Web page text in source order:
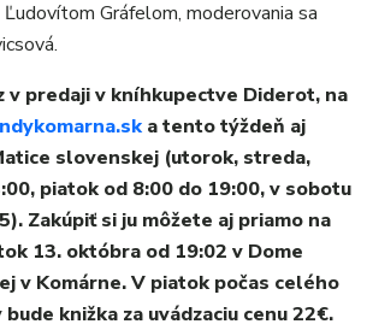
Gráfelom, moderovania sa
v predaji v kníhkupectve Diderot, na
a tento týždeň aj
slovenskej (utorok, streda,
piatok od 8:00 do 19:00, v sobotu
Zakúpiť si ju môžete aj priamo na
13. októbra od 19:02 v Dome
v Komárne. V piatok počas celého
knižka za uvádzaciu cenu 22€.